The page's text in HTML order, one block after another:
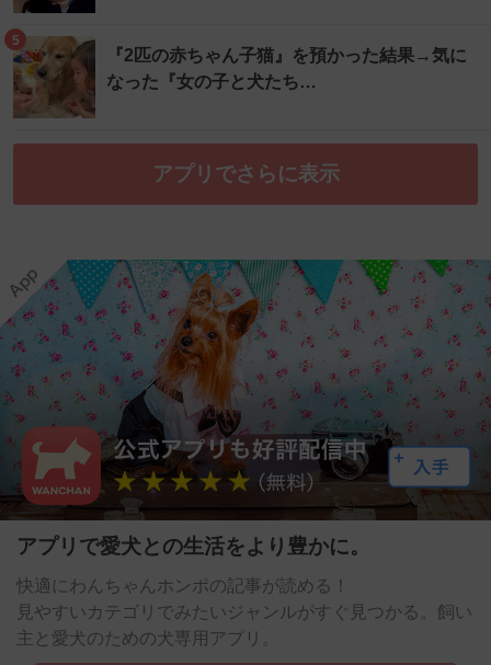
5
『2匹の赤ちゃん子猫』を預かった結果→気に
なった『女の子と犬たち…
アプリでさらに表示
アプリで愛犬との生活をより豊かに。
快適にわんちゃんホンポの記事が読める！
見やすいカテゴリでみたいジャンルがすぐ見つかる。飼い
主と愛犬のための犬専用アプリ。